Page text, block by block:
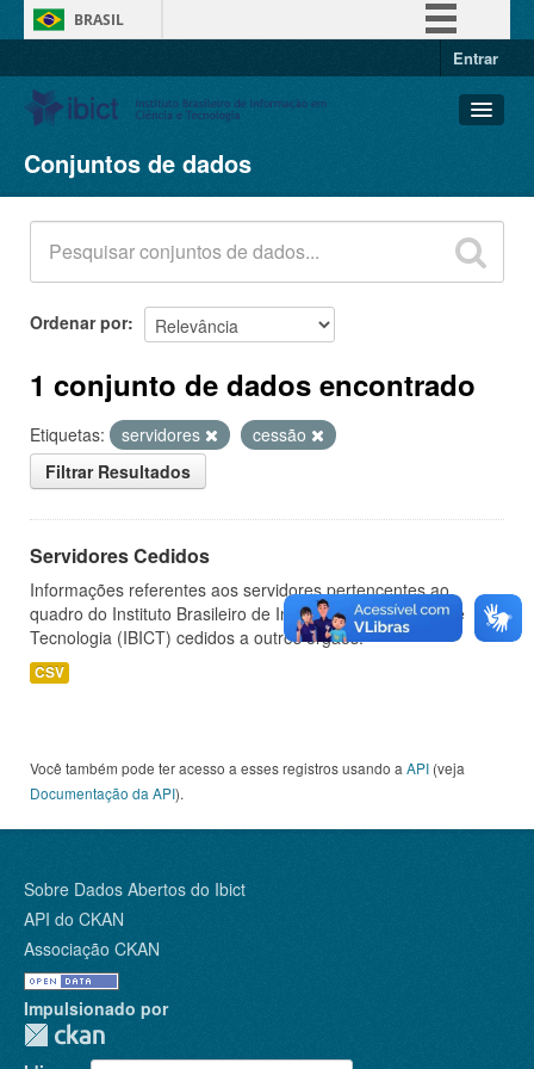
BRASIL
Entrar
Conjuntos de dados
Organizações
Grupos
Sobre
Conjuntos de dados
Ordenar por
1 conjunto de dados encontrado
Etiquetas: servidores
cessão
Filtrar Resultados
Servidores Cedidos
Informações referentes aos servidores pertencentes ao
quadro do Instituto Brasileiro de Informação em Ciência e
Tecnologia (IBICT) cedidos a outros órgãos.
CSV
Você também pode ter acesso a esses registros usando a API (veja
Documentação da API).
Sobre Dados Abertos do Ibict
API do CKAN
Associação CKAN
Impulsionado por